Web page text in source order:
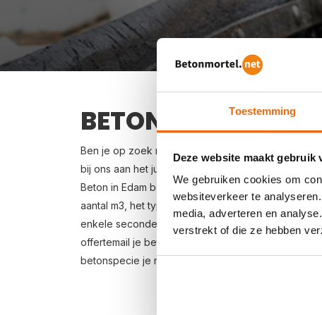
Toestemming
Deze website maakt gebruik
We gebruiken cookies om
websiteverkeer te
media, adverteren en
verstrekt of die ze hebben
BETON BESTELLEN
Ben je op zoek naar een leverancier bij jou in de
bij ons aan het juiste adres. Wij bezorgen kant-
Beton in Edam bestellen is eenvoudig: vraag
aantal m3, het type beton, de optionele keuze
enkele seconden een gerichte prijs per e-mail
offertemail je beton bestellen. Levering in Edam is
betonspecie je nodig hebt? Zie voor de